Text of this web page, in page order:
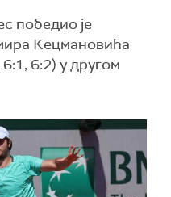
победио је
Кецмановића
6:2) у другом